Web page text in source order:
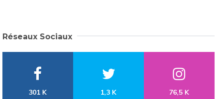
Réseaux Sociaux
301 K
1,3 K
76,5 K